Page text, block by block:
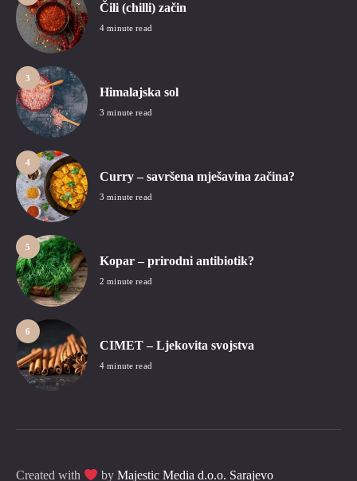
Čili (chilli) začin
4 minute read
3
Himalajska sol
3 minute read
4
Curry – savršena mješavina začina?
3 minute read
5
Kopar – prirodni antibiotik?
2 minute read
6
CIMET – Ljekovita svojstva
4 minute read
Created with byMajestic Media d.o.o. Sarajevo